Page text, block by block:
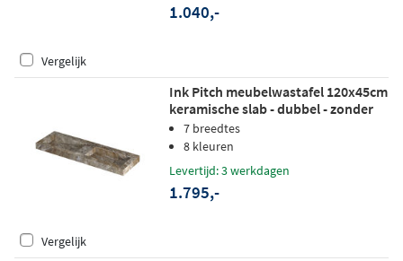
1.040,-
Vergelijk
Ink Pitch meubelwastafel 120x45cm
keramische slab - dubbel - zonder
kraangaten - earth glossy
7 breedtes
8 kleuren
Levertijd: 3 werkdagen
1.795,-
Vergelijk